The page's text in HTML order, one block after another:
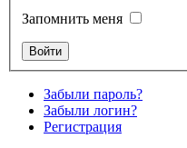
Запомнить меня
Забыли пароль?
Забыли логин?
Регистрация